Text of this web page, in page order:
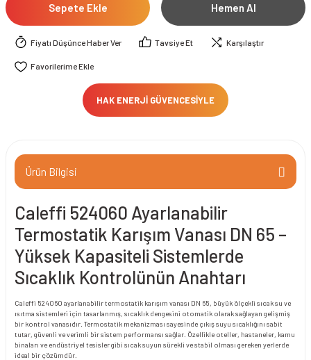
Sepete Ekle Hemen Al
Fiyatı Düşünce Haber Ver Tavsiye Et Karşılaştır
HAK ENERJİ GÜVENCESİYLE
Ürün Bilgisi
Caleffi 524060 Ayarlanabilir
Termostatik Karışım Vanası DN 65 –
Yüksek Kapasiteli Sistemlerde
Sıcaklık Kontrolünün Anahtarı
Caleffi 524060 ayarlanabilir termostatik karışım vanası DN 65, büyük ölçekli sıcak su ve
ısıtma sistemleri için tasarlanmış, sıcaklık dengesini otomatik olarak sağlayan gelişmiş
bir kontrol vanasıdır. Termostatik mekanizması sayesinde çıkış suyu sıcaklığını sabit
tutar, güvenli ve verimli bir sistem performansı sağlar. Özellikle oteller, hastaneler, kamu
binaları ve endüstriyel tesisler gibi sıcak suyun sürekli ve stabil olması gereken yerlerde
ideal bir çözümdür.